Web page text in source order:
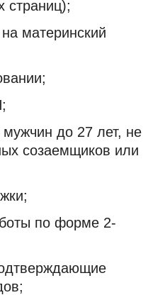
страниц);
материнский
до 27 лет, не
созаемщиков или
по форме 2-